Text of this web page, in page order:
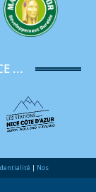
...
| Nos